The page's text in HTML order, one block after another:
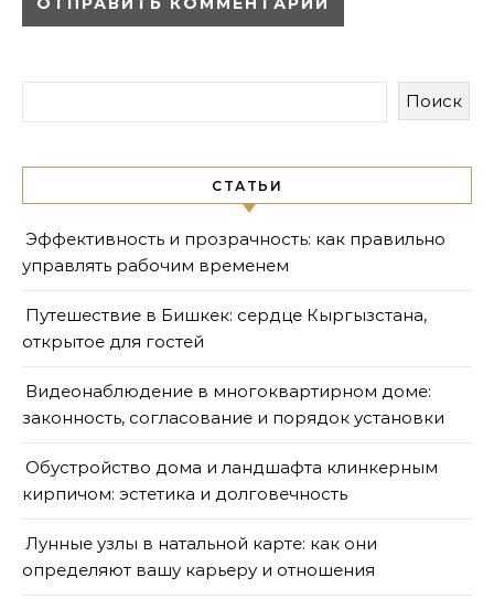
Поиск
СТАТЬИ
Эффективность и прозрачность: как правильно
управлять рабочим временем
Путешествие в Бишкек: сердце Кыргызстана,
открытое для гостей
Видеонаблюдение в многоквартирном доме:
законность, согласование и порядок установки
Обустройство дома и ландшафта клинкерным
кирпичом: эстетика и долговечность
Лунные узлы в натальной карте: как они
определяют вашу карьеру и отношения